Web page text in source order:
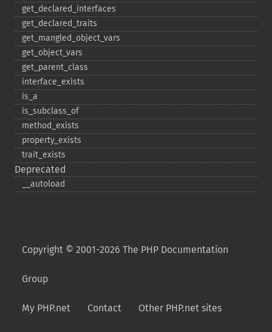
get_​declared_​interfaces
get_​declared_​traits
get_​mangled_​object_​vars
get_​object_​vars
get_​parent_​class
interface_​exists
is_​a
is_​subclass_​of
method_​exists
property_​exists
trait_​exists
Deprecated
_​_​autoload
Copyright © 2001-2026 The PHP Documentation
Group
My PHP.net Contact Other PHP.net sites